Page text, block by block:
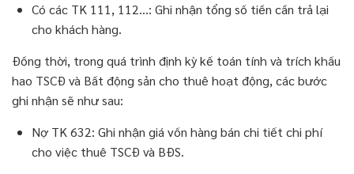
Có các TK 111, 112…: Ghi nhận tổng số tiền cần trả lại
cho khách hàng.
Đồng thời, trong quá trình định kỳ kế toán tính và trích khấu
hao TSCĐ và Bất động sản cho thuê hoạt động, các bước
ghi nhận sẽ như sau:
Nợ TK 632: Ghi nhận giá vốn hàng bán chi tiết chi phí
cho việc thuê TSCĐ và BĐS.